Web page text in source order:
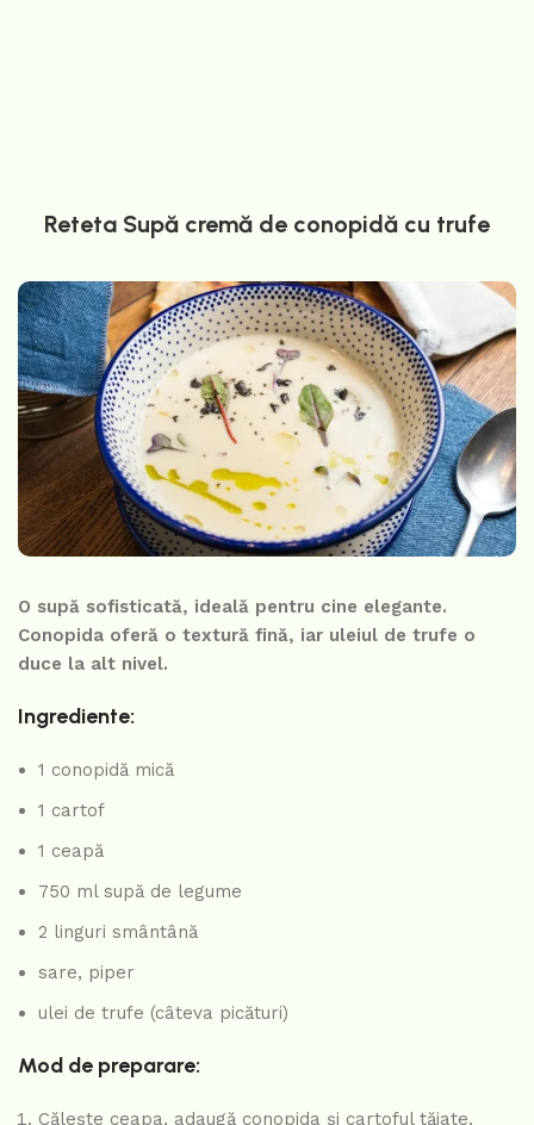
Reteta Supă cremă de conopidă cu trufe
O supă sofisticată, ideală pentru cine elegante.
Conopida oferă o textură fină, iar uleiul de trufe o
duce la alt nivel.
Ingrediente:
1 conopidă mică
1 cartof
1 ceapă
750 ml supă de legume
2 linguri smântână
sare, piper
ulei de trufe (câteva picături)
Mod de preparare:
Călește ceapa, adaugă conopida și cartoful tăiate.